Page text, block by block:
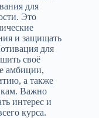
для
Это
и защищать
для
своё
амбиции,
а также
Важно
интерес и
курса.